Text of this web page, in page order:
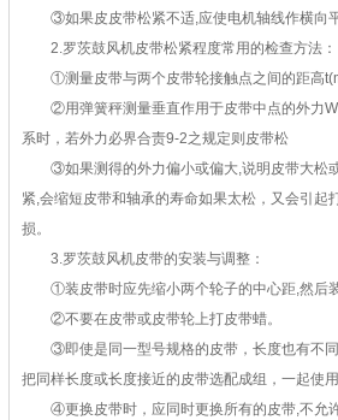
③如果皮皮带松紧不适,应使电机轴线作横向平
2.罗茨鼓风机皮带松紧程度常用的检查方法：
①测量皮带与两个皮带轮接触点之间的距高
②用弹簧秤测量垂直作用于皮带中点的外力W
系时，若外力必界合责9-2之规定则皮带松
③如果测得的外力偏小或偏大,说明皮带大松
紧,会缩短皮带和轴承的寿命如果太松，又会引起
损。
3.罗茨鼓风机皮带的安装与调整：
①装皮带时应先缩小两个轮子的中心距,然后装
②不要在皮带或皮带轮上打皮带蜡。
③即使是同一型号规格的皮带，长度也有不同
把同样长度或长度接近的皮带选配成组，一起使用
④更换皮带时，应同时更换所有的皮带,不允许